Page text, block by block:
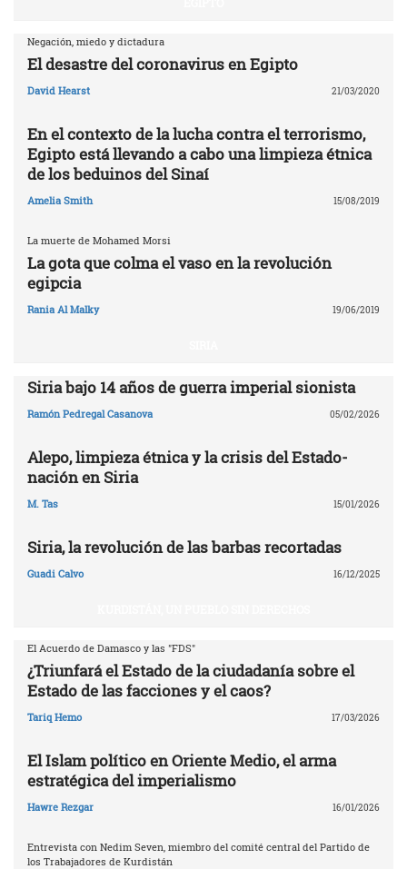
Negación, miedo y dictadura
El desastre del coronavirus en Egipto
David Hearst 21/03/2020
En el contexto de la lucha contra el terrorismo,
Egipto está llevando a cabo una limpieza étnica
de los beduinos del Sinaí
Amelia Smith 15/08/2019
La muerte de Mohamed Morsi
La gota que colma el vaso en la revolución
egipcia
Rania Al Malky 19/06/2019
Siria bajo 14 años de guerra imperial sionista
Ramón Pedregal Casanova 05/02/2026
Alepo, limpieza étnica y la crisis del Estado-
nación en Siria
M. Tas 15/01/2026
Siria, la revolución de las barbas recortadas
Guadi Calvo 16/12/2025
El Acuerdo de Damasco y las "FDS"
¿Triunfará el Estado de la ciudadanía sobre el
Estado de las facciones y el caos?
Tariq Hemo 17/03/2026
El Islam político en Oriente Medio, el arma
estratégica del imperialismo
Hawre Rezgar 16/01/2026
Entrevista con Nedim Seven, miembro del comité central del Partido de
los Trabajadores de Kurdistán